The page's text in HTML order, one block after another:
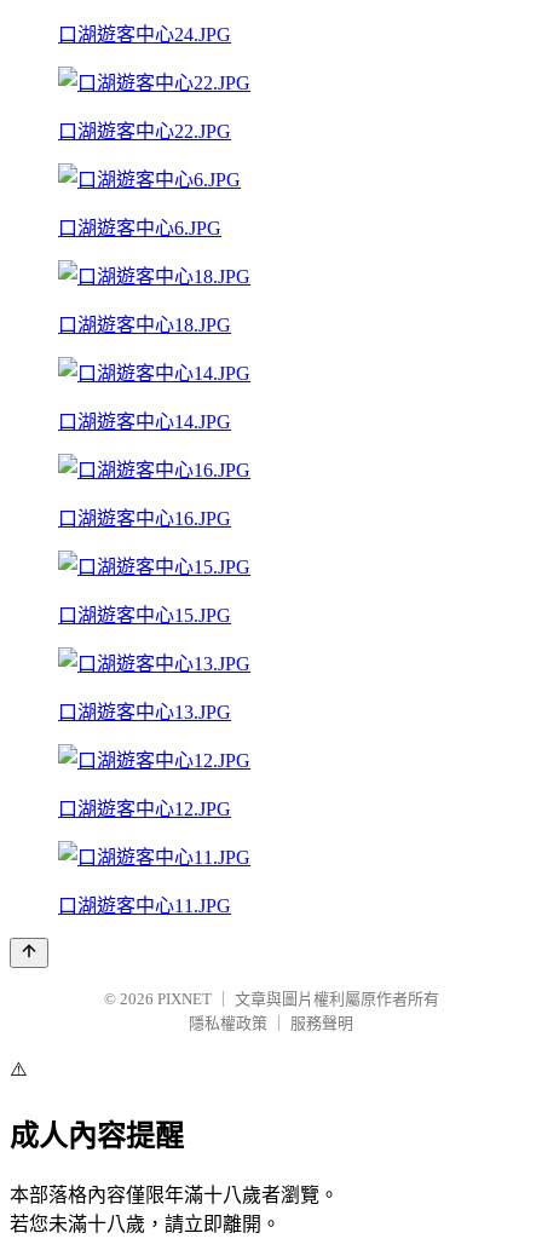
口湖遊客中心24.JPG
口湖遊客中心22.JPG
口湖遊客中心6.JPG
口湖遊客中心18.JPG
口湖遊客中心14.JPG
口湖遊客中心16.JPG
口湖遊客中心15.JPG
口湖遊客中心13.JPG
口湖遊客中心12.JPG
口湖遊客中心11.JPG
© 2026 PIXNET
文章與圖片權利屬原作者所有
隱私權政策
服務聲明
⚠️
成人內容提醒
本部落格內容僅限年滿十八歲者瀏覽。
若您未滿十八歲，請立即離開。